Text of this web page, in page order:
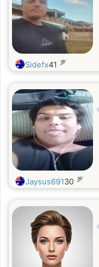
Sidefx41 岁
Jaysus69130 岁